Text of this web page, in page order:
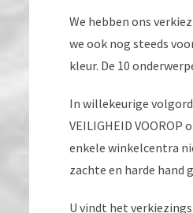
We hebben ons
we ook nog steeds
kleur. De 10
In willekeurige
VEILIGHEID
enkele winkelcentra
zachte en harde hand
U vindt het